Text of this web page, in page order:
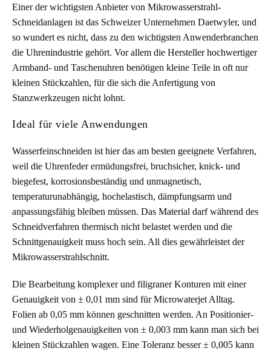
Einer der wichtigsten Anbieter von Mikrowasserstrahl-
Schneidanlagen ist das Schweizer Unternehmen Daetwyler, und
so wundert es nicht, dass zu den wichtigsten Anwenderbranchen
die Uhrenindustrie gehört. Vor allem die Hersteller hochwertiger
Armband- und Taschenuhren benötigen kleine Teile in oft nur
kleinen Stückzahlen, für die sich die Anfertigung von
Stanzwerkzeugen nicht lohnt.
Ideal für viele Anwendungen
Wasserfeinschneiden ist hier das am besten geeignete Verfahren,
weil die Uhrenfeder ermüdungsfrei, bruchsicher, knick- und
biegefest, korrosionsbeständig und unmagnetisch,
temperaturunabhängig, hochelastisch, dämpfungsarm und
anpassungsfähig bleiben müssen. Das Material darf während des
Schneidverfahren thermisch nicht belastet werden und die
Schnittgenauigkeit muss hoch sein. All dies gewährleistet der
Mikrowasserstrahlschnitt.
Die Bearbeitung komplexer und filigraner Konturen mit einer
Genauigkeit von ± 0,01 mm sind für Microwaterjet Alltag.
Folien ab 0,05 mm können geschnitten werden. An Positionier-
und Wiederholgenauigkeiten von ± 0,003 mm kann man sich bei
kleinen Stückzahlen wagen. Eine Toleranz besser ± 0,005 kann